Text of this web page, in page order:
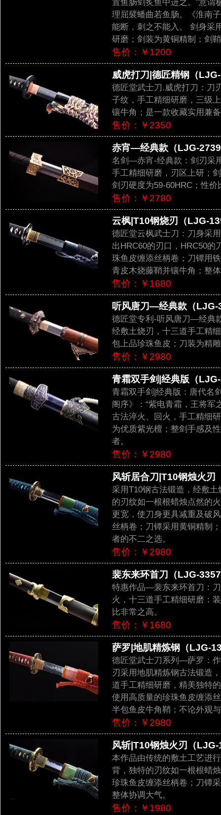
置鱼肠剑炙鱼中进之。”意谓
理屈襞蟠曲若鱼肠。《淮南
能断，刺之不能入。 剑身采
研磨；剑装为黄铜精制；剑
售价：￥1200
威虎打刀|德匠精钢（
德匠堂武士刀.威虎打刀：刀
子纹，手工精细研磨，三级
镶牛角；是一款收藏实用兼
售价：￥2350
赤宵―经典款（LJG-
名剑—赤宵-经典款：剑刃采
手工精细研磨，刃区上研；
剑刃硬度为59-60HRC；性价
售价：￥2780
云枫|T10钢烧刃（LJG-
德匠堂云枫武士刀：刀身采
出HRC60的刃口，HRC50的
珠鱼皮缠添丝柄卷；刀镡用
青皮木烧藤鞘并镶牛角；整
售价：￥1680
听风唐刀—经典款（LJG-
德匠堂专利-听风唐刀—经典
经敷土烧刃，十三道手工精
包上品珍珠鱼皮；刀装为精
售价：￥2980
青霜双手剑|经典版（
青霜双手剑|经典版：唐代名
阁序》：“紫电青霜，王将军
古法淬火、回火，手工精细
为优质紫光檀；整剑手感及
者。
售价：￥2980
风斩居合刀|T10钢烛火刃
采用T10钢古法锻造，经敷
的刃纹如一根根蜡烛点然的
更宽，使刀身更具减重及破
丝柄卷；刀镡采用黄铜精制
者的不二之选。
售价：￥2980
裴东来环首刀（LJG-
特惠作品—裴东来环首刀：
火，十三道手工精细研磨：
比非常之高。
售价：￥1680
萨罗|地肌精炼钢（LJG-
德匠堂武士刀系列—萨罗：
刃采用地肌精炼钢古法锻造
道手工精细研磨，精美独特
使用高质量的珍珠鱼皮缠添
半包鱼皮牛角鞘；不论外观
售价：￥2980
风斩|T10钢烛火刃（
本作品由传统的敷土工艺进
背，独特的刃纹如一根根蜡
珍珠鱼皮缠添丝柄卷；刀镡
整体协调大气。
售价：￥1980